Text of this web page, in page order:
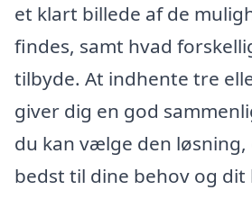
et klart billede af de
findes, samt hvad
tilbyde. At indhente tre
giver dig en god
du kan vælge den løsning,
bedst til dine behov og dit